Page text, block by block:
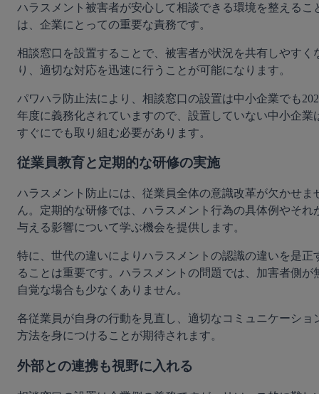
ハラスメント被害者が安心して相談できる環境を整えるこ
は、企業にとっての重要な責務です。
相談窓口を設置することで、被害者が状況を共有しやすく
り、適切な対応を迅速に行うことが可能になります。
パワハラ防止法により、相談窓口の設置は中小企業でも
年度に義務化されていますので、設置していない中小企業
すぐにでも取り組む必要があります。
従業員教育と定期的な研修の実施
ハラスメント防止には、従業員全体の意識改革が欠かせま
ん。定期的な研修では、ハラスメント行為の具体例やそれ
与える影響について学ぶ機会を提供します。
特に、世代の違いによりハラスメントの認識の違いを是正
ることは重要です。ハラスメントの問題では、加害者側が
自覚な場合も少なくありません。
各従業員が自身の行動を見直し、適切なコミュニケーショ
方法を身につけることが期待されます。
外部との連携も視野に入れる